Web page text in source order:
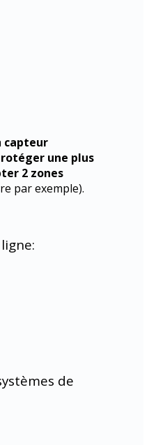
capteur
une plus
2 zones
par exemple).
de